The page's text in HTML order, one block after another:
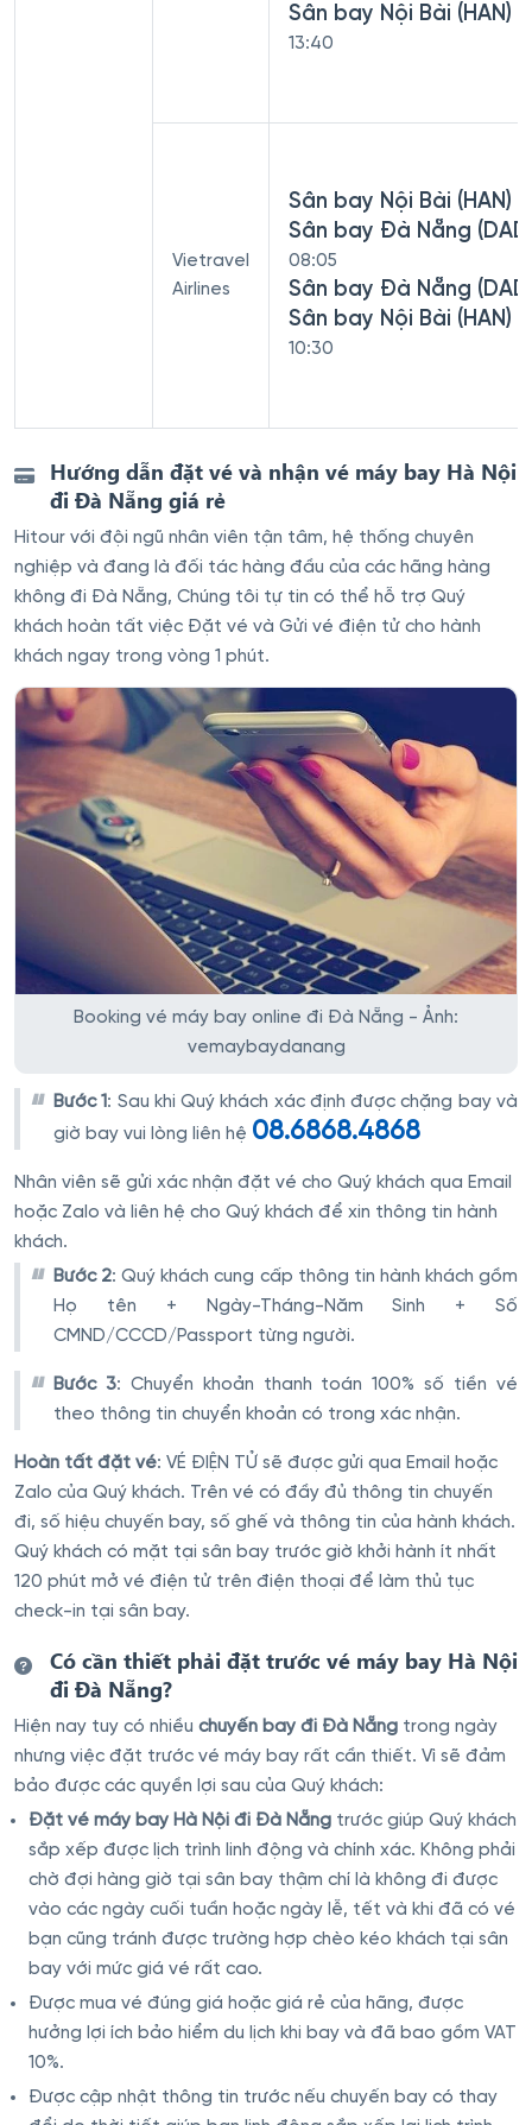
Sân bay Nội Bài (HAN)
13:40
Vietravel
Airlines
Sân bay Nội Bài (HAN) -
Sân bay Đà Nẵng
08:05
Sân bay Đà Nẵng
Sân bay Nội Bài (HAN)
10:30
Hướng dẫn đặt vé và nhận vé máy bay Hà Nội
đi Đà Nẵng giá rẻ
Hitour với đội ngũ nhân viên tận tâm, hệ thống chuyên
nghiệp và đang là đối tác hàng đầu của các hãng hàng
không đi Đà Nẵng, Chúng tôi tự tin có thể hỗ trợ Quý
khách hoàn tất việc Đặt vé và Gửi vé điện tử cho hành
khách ngay trong vòng 1 phút.
Booking vé máy bay online đi Đà Nẵng - Ảnh:
vemaybaydanang
Bước 1: Sau khi Quý khách xác định được chặng bay và
giờ bay vui lòng liên hệ 08.6868.4868
Nhân viên sẽ gửi xác nhận đặt vé cho Quý khách qua Email
hoặc Zalo và liên hệ cho Quý khách để xin thông tin hành
khách.
Bước 2: Quý khách cung cấp thông tin hành khách gồm
Họ tên + Ngày-Tháng-Năm Sinh + Số
CMND/CCCD/Passport từng người.
Bước 3: Chuyển khoản thanh toán 100% số tiền vé
theo thông tin chuyển khoản có trong xác nhận.
Hoàn tất đặt vé: VÉ ĐIỆN TỬ sẽ được gửi qua Email hoặc
Zalo của Quý khách. Trên vé có đầy đủ thông tin chuyến
đi, số hiệu chuyến bay, số ghế và thông tin của hành khách.
Quý khách có mặt tại sân bay trước giờ khởi hành ít nhất
120 phút mở vé điện tử trên điện thoại để làm thủ tục
check-in tại sân bay.
Có cần thiết phải đặt trước vé máy bay Hà Nội
đi Đà Nẵng?
Hiện nay tuy có nhiều chuyến bay đi Đà Nẵng trong ngày
nhưng việc đặt trước vé máy bay rất cần thiết. Vì sẽ đảm
bảo được các quyền lợi sau của Quý khách:
Đặt vé máy bay Hà Nội đi Đà Nẵng trước giúp Quý khách
sắp xếp được lịch trình linh động và chính xác. Không phải
chờ đợi hàng giờ tại sân bay thậm chí là không đi được
vào các ngày cuối tuần hoặc ngày lễ, tết và khi đã có vé
bạn cũng tránh được trường hợp chèo kéo khách tại sân
bay với mức giá vé rất cao.
Được mua vé đúng giá hoặc giá rẻ của hãng, được
hưởng lợi ích bảo hiểm du lịch khi bay và đã bao gồm VAT
10%.
Được cập nhật thông tin trước nếu chuyến bay có thay